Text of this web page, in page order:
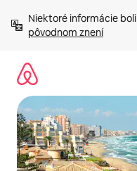
obsah.
Niektoré informácie
pôvodnom znení